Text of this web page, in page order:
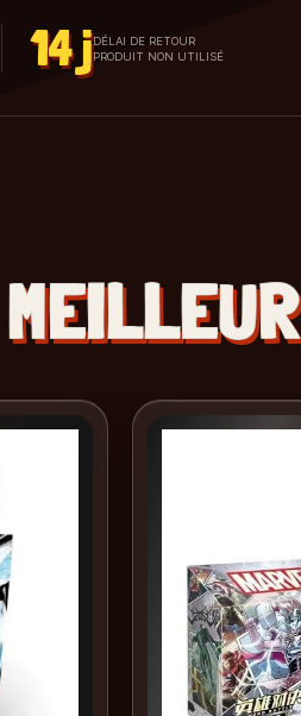
14 jDÉLAI DE RETOUR
PRODUIT NON UTILISÉ